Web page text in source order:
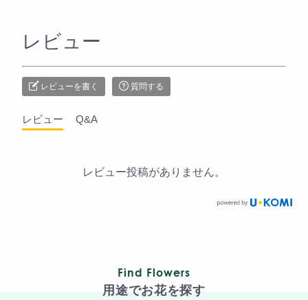
レビュー
レビューを書く 質問する
レビュー Q&A
レビュー投稿がありません。
Find Flowers
用途でお花を探す